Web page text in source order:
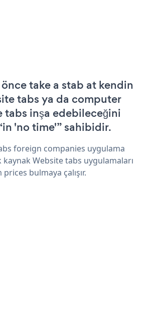
take a stab at kendin
tabs ya da computer
tabs inşa edebileceğini
'no time'” sahibidir.
foreign companies uygulama
kaynak Website tabs uygulamaları
bulmaya çalışır.